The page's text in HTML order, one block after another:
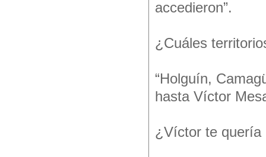
accedieron”.
¿Cuáles
“Holguín,
hasta Víctor
¿Víctor te quería